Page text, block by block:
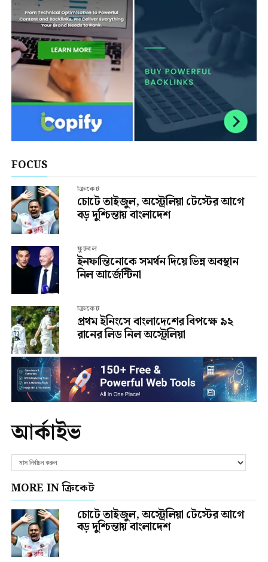
FOCUS
ক্রিকেট
চোটে তাইজুল, অস্ট্রেলিয়া টেস্টের আগে
বড় দুশ্চিন্তায় বাংলাদেশ
ফুটবল
ইনফান্তিনোকে সমর্থন দিয়ে ভিন্ন অবস্থান
নিল আর্জেন্টিনা
ক্রিকেট
প্রথম ইনিংসে বাংলাদেশের বিপক্ষে ৯২
রানের লিড নিল অস্ট্রেলিয়া
আর্কাইভ
MORE IN ক্রিকেট
চোটে তাইজুল, অস্ট্রেলিয়া টেস্টের আগে
বড় দুশ্চিন্তায় বাংলাদেশ